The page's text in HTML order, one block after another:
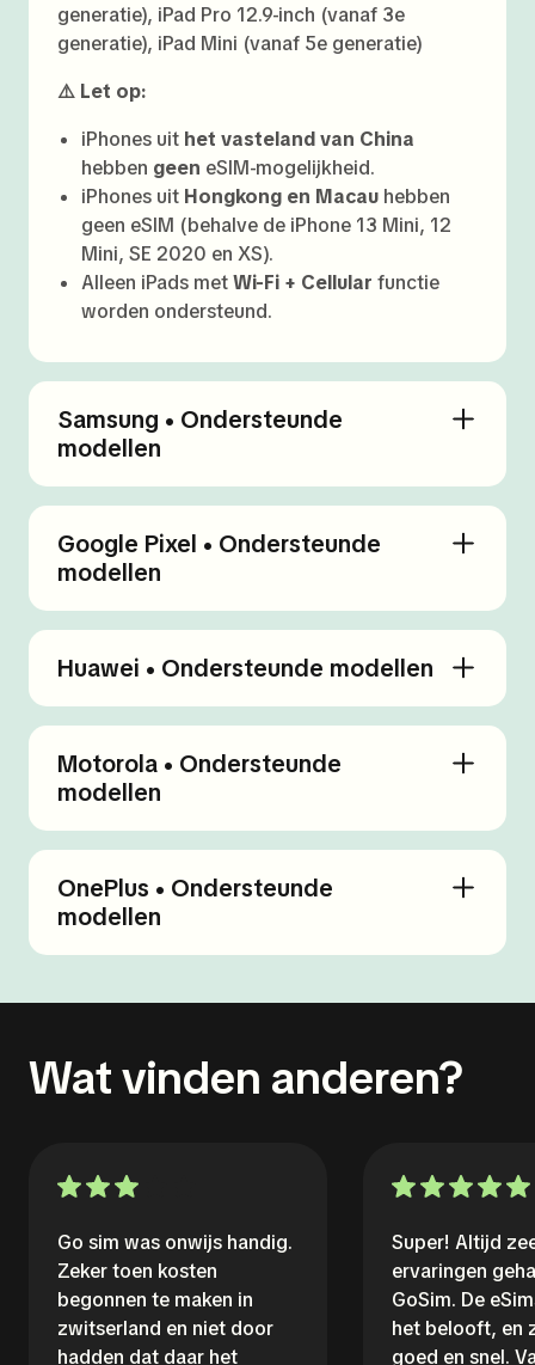
generatie), iPad Pro 12.9-inch (vanaf 3e
generatie), iPad Mini (vanaf 5e generatie)
⚠️ Let op:
iPhones uit het vasteland van China
hebben geen eSIM-mogelijkheid.
iPhones uit Hongkong en Macau hebben
geen eSIM (behalve de iPhone 13 Mini, 12
Mini, SE 2020 en XS).
Alleen iPads metWi-Fi + Cellular functie
worden ondersteund.
Samsung • Ondersteunde
modellen
Google Pixel • Ondersteunde
modellen
Huawei • Ondersteunde modellen
Motorola • Ondersteunde
modellen
OnePlus • Ondersteunde
modellen
Wat vinden anderen?
Go sim was onwijs handig.
Zeker toen kosten
begonnen te maken in
zwitserland en niet door
hadden dat daar het
Super! Altijd
ervaringen
GoSim. De
het belooft, en
goed en snel.